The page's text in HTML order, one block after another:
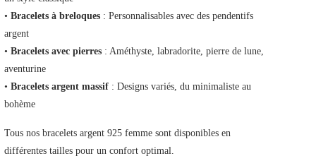
• Bracelets à breloques : Personnalisables avec des pendentifs
argent
• Bracelets avec pierres : Améthyste, labradorite, pierre de lune,
aventurine
• Bracelets argent massif : Designs variés, du minimaliste au
bohème
Tous nos bracelets argent 925 femme sont disponibles en
différentes tailles pour un confort optimal.